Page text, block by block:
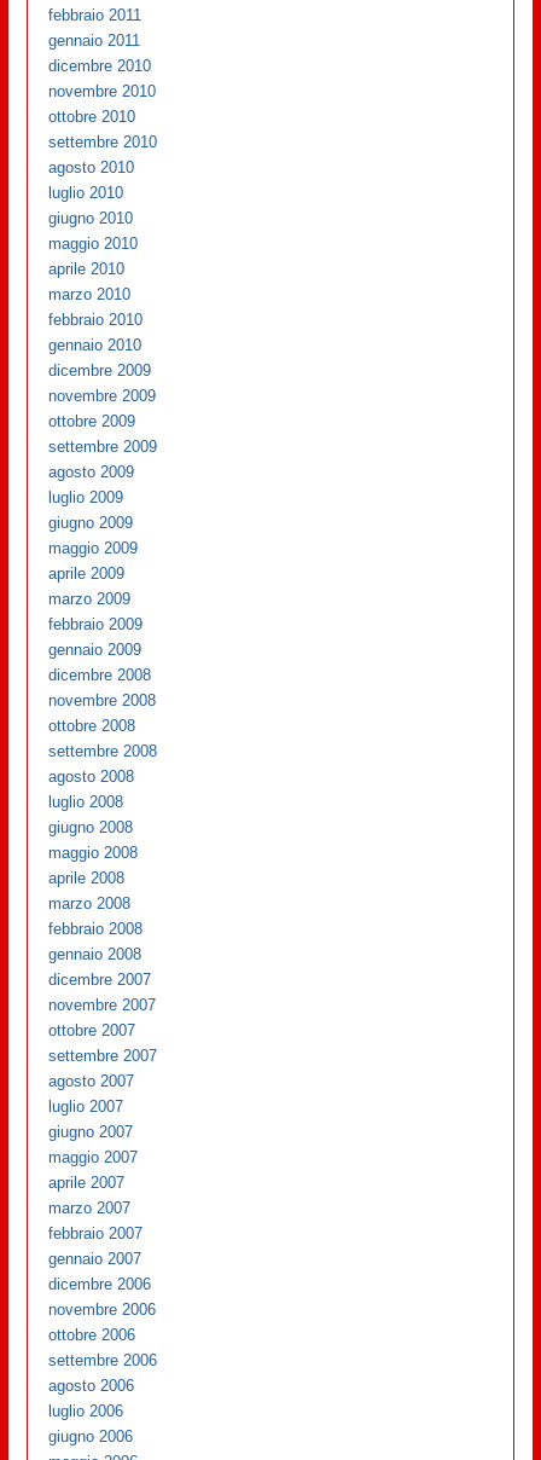
febbraio 2011
gennaio 2011
dicembre 2010
novembre 2010
ottobre 2010
settembre 2010
agosto 2010
luglio 2010
giugno 2010
maggio 2010
aprile 2010
marzo 2010
febbraio 2010
gennaio 2010
dicembre 2009
novembre 2009
ottobre 2009
settembre 2009
agosto 2009
luglio 2009
giugno 2009
maggio 2009
aprile 2009
marzo 2009
febbraio 2009
gennaio 2009
dicembre 2008
novembre 2008
ottobre 2008
settembre 2008
agosto 2008
luglio 2008
giugno 2008
maggio 2008
aprile 2008
marzo 2008
febbraio 2008
gennaio 2008
dicembre 2007
novembre 2007
ottobre 2007
settembre 2007
agosto 2007
luglio 2007
giugno 2007
maggio 2007
aprile 2007
marzo 2007
febbraio 2007
gennaio 2007
dicembre 2006
novembre 2006
ottobre 2006
settembre 2006
agosto 2006
luglio 2006
giugno 2006